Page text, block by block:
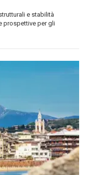
e stabilità
prospettive per gli